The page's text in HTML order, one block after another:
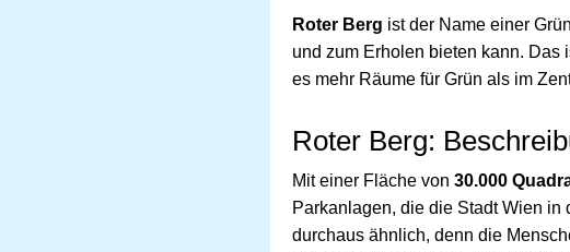
Roter Berg ist der Name einer
und zum Erholen bieten kann.
es mehr Räume für Grün als im
Roter Berg:
Mit einer Fläche von 30.000
Parkanlagen, die die Stadt Wien
durchaus ähnlich, denn die